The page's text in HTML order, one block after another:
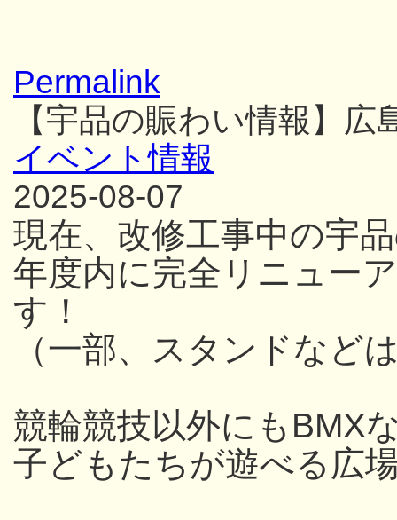
Permalink
【宇品の賑わい情報】広
イベント情報
2025-08-07
現在、改修工事中の宇
年度内に完全リニュー
す！
（一部、スタンドなど
競輪競技以外にもBMX
子どもたちが遊べる広